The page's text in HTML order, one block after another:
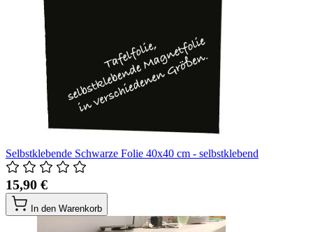
Selbstklebende Schwarze Folie 40x40 cm - selbstklebend
15,90 €
In den Warenkorb